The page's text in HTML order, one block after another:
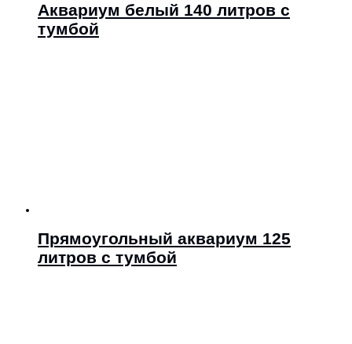
Аквариум белый 140 литров с
тумбой
Прямоугольный аквариум 125
литров с тумбой